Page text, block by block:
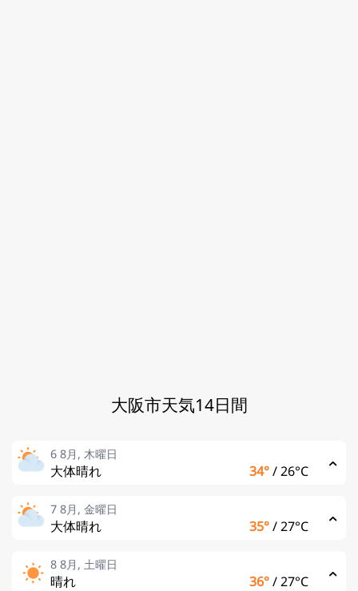
大阪市天気14日間
6 8月, 木曜日
大体晴れ 34°/26°C
7 8月, 金曜日
大体晴れ 35°/27°C
8 8月, 土曜日
晴れ 36°/27°C